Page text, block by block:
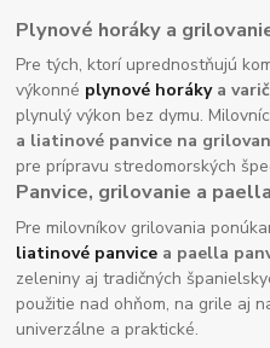
Plynové horáky a
Pre tých, ktorí uprednostňujú
výkonné plynové horákya
plynulý výkon bez dymu.
a liatinové panvice na
pre prípravu stredomorských
Panvice, grilovanie a paella
Pre milovníkov grilovania
liatinové panvice a paella
zeleniny aj tradičných
použitie nad ohňom, na grile aj
univerzálne a praktické.